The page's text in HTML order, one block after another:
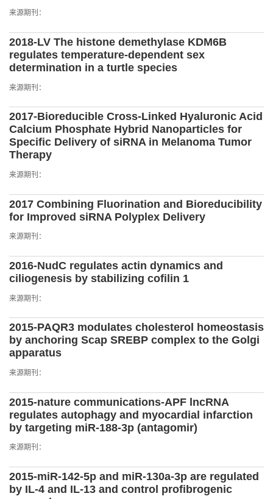
来源期刊：
2018-LV The histone demethylase KDM6B
regulates temperature-dependent sex
determination in a turtle species
来源期刊：
2017-Bioreducible Cross-Linked Hyaluronic Acid
Calcium Phosphate Hybrid Nanoparticles for
Specific Delivery of siRNA in Melanoma Tumor
Therapy
来源期刊：
2017 Combining Fluorination and Bioreducibility
for Improved siRNA Polyplex Delivery
来源期刊：
2016-NudC regulates actin dynamics and
ciliogenesis by stabilizing cofilin 1
来源期刊：
2015-PAQR3 modulates cholesterol homeostasis
by anchoring Scap SREBP complex to the Golgi
apparatus
来源期刊：
2015-nature communications-APF lncRNA
regulates autophagy and myocardial infarction
by targeting miR-188-3p (antagomir)
来源期刊：
2015-miR-142-5p and miR-130a-3p are regulated
by IL-4 and IL-13 and control profibrogenic